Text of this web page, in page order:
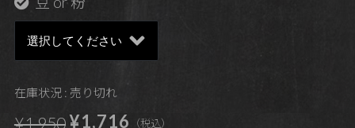
在庫状況 : 売り切れ
¥1,950¥1,716 （税込）